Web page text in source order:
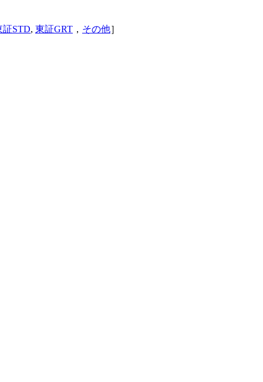
証STD, 東証GRT ， その他］